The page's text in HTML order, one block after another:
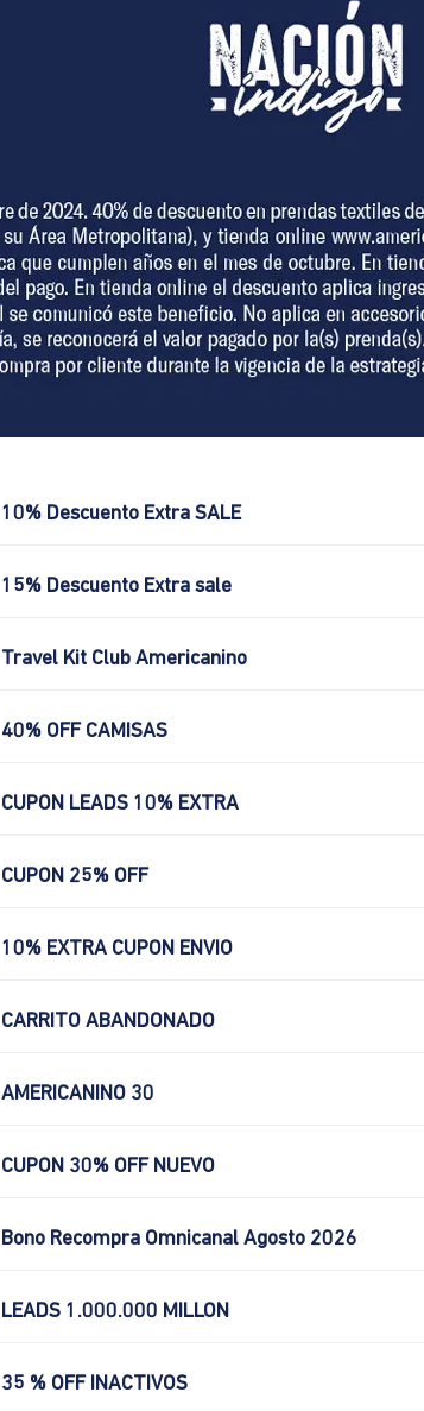
10% Descuento Extra SALE
15% Descuento Extra sale
Travel Kit Club Americanino
40% OFF CAMISAS
CUPON LEADS 10% EXTRA
CUPON 25% OFF
10% EXTRA CUPON ENVIO
CARRITO ABANDONADO
AMERICANINO 30
CUPON 30% OFF NUEVO
Bono Recompra Omnicanal Agosto 2026
LEADS 1.000.000 MILLON
35 % OFF INACTIVOS